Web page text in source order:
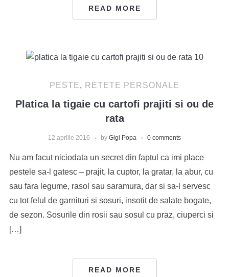
READ MORE
PESTE, RETETE PERSONALE
Platica la tigaie cu cartofi prajiti si ou de
rata
12 aprilie 2016 by Gigi Popa 0 comments
Nu am facut niciodata un secret din faptul ca imi place
pestele sa-l gatesc – prajit, la cuptor, la gratar, la abur, cu
sau fara legume, rasol sau saramura, dar si sa-l servesc
cu tot felul de garnituri si sosuri, insotit de salate bogate,
de sezon. Sosurile din rosii sau sosul cu praz, ciuperci si
[…]
READ MORE